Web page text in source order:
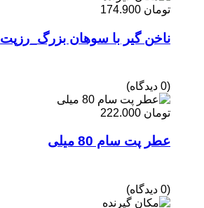
تومان
ناخن گیر با سوهان بزرگ_رزپت
(0 دیدگاه)
تومان
عطر پت سام 80 میلی
(0 دیدگاه)